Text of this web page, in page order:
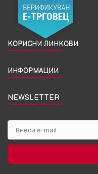
КОРИСНИ ЛИНКОВИ
ИНФОРМАЦИИ
NEWSLETTER